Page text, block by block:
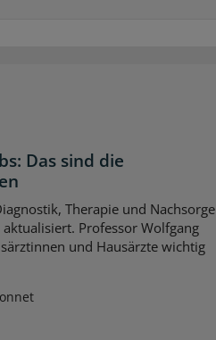
Das sind die
Therapie und Nachsorge
Professor Wolfgang
und Hausärzte wichtig